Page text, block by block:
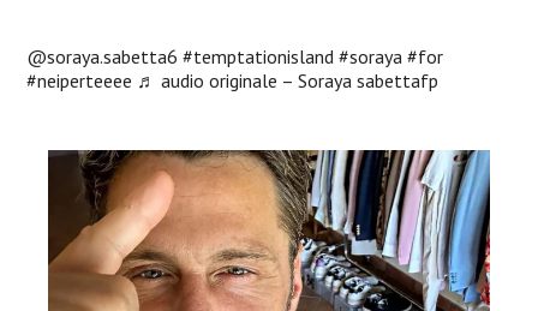
@soraya.sabetta6 #temptationisland #soraya #for
#neiperteeee ♬ audio originale – Soraya sabettafp